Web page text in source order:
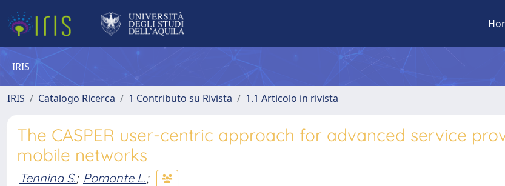
IRIS
IRIS Catalogo Ricerca 1 Contributo su Rivista 1.1 Articolo in rivista
The CASPER user-centric approach for advanced service
mobile networks
Tennina S.; Pomante L.;